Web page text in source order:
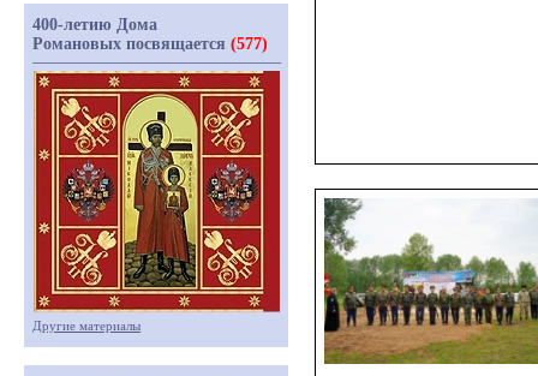
400-летию Дома
Романовых посвящается (577)
Другие материалы